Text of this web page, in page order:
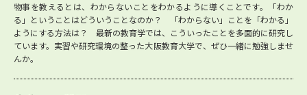
物事を教えるとは、わからないことをわかるように導くことです。「わか
る」ということはどういうことなのか？ 「わからない」ことを「わかる」
ようにする方法は？ 最新の教育学では、こういったことを多面的に研究し
ています。実習や研究環境の整った大阪教育大学で、ぜひ一緒に勉強しませ
んか。